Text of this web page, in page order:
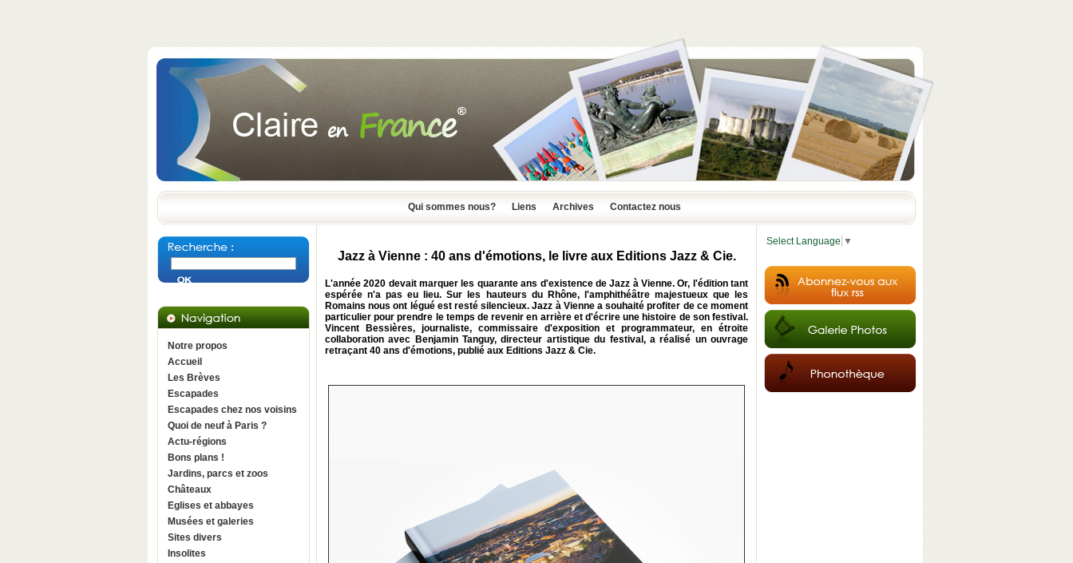
Qui sommes nous? Liens Archives Contactez nous
Notre propos
Accueil
Les Brèves
Escapades
Escapades chez nos voisins
Quoi de neuf à Paris ?
Actu-régions
Bons plans !
Jardins, parcs et zoos
Châteaux
Eglises et abbayes
Musées et galeries
Sites divers
Insolites
Jazz à Vienne : 40 ans d'émotions, le livre aux Editions Jazz & Cie.
L'année 2020 devait marquer les quarante ans d'existence de Jazz à Vienne. Or, l'édition tant
espérée n'a pas eu lieu. Sur les hauteurs du Rhône, l'amphithéâtre majestueux que les
Romains nous ont légué est resté silencieux. Jazz à Vienne a souhaité profiter de ce moment
particulier pour prendre le temps de revenir en arrière et d'écrire une histoire de son festival.
Vincent Bessières, journaliste, commissaire d'exposition et programmateur, en étroite
collaboration avec Benjamin Tanguy, directeur artistique du festival, a réalisé un ouvrage
retraçant 40 ans d'émotions, publié aux Editions Jazz & Cie.
Select Language ▼